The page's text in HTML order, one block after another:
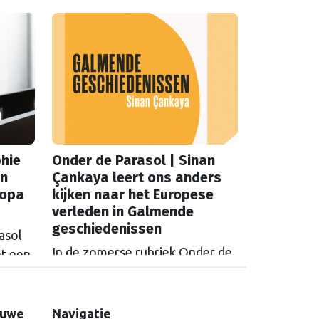
een
Onder de Parasol | Sinan
Çankaya leert ons anders
kijken naar het Europese
verleden in Galmende
geschiedenissen
In de zomerse rubriek Onder de
historisch, soms verrassend
Navigatie